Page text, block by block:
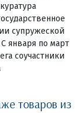
супружеской
января по март
соучастники
товаров из